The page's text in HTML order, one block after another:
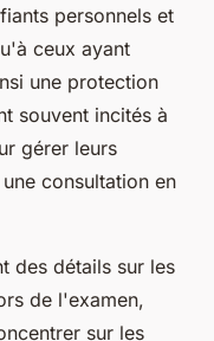
personnels et
ceux ayant
une protection
souvent incités à
gérer leurs
consultation en
des détails sur les
de l'examen,
sur les